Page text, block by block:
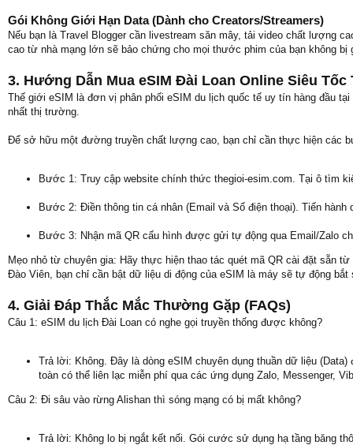
Gói Không Giới Hạn Data (Dành cho Creators/Streamers)
Nếu bạn là Travel Blogger cần livestream săn mây, tải video chất lượng
cao từ nhà mạng lớn sẽ bảo chứng cho mọi thước phim của bạn không
3. Hướng Dẫn Mua eSIM Đài Loan Online Siêu Tốc
Thế giới eSIM là đơn vị phân phối eSIM du lịch quốc tế uy tín hàng đầu
nhất thị trường.
Để sở hữu một đường truyền chất lượng cao, bạn chỉ cần thực hiện các
Bước 1: Truy cập website chính thức thegioi-esim.com. Tại ô tìm
Bước 2: Điền thông tin cá nhân (Email và Số điện thoại). Tiến
Bước 3: Nhận mã QR cấu hình được gửi tự động qua Email/Zalo
Mẹo nhỏ từ chuyên gia: Hãy thực hiện thao tác quét mã QR cài đặt sẵn
Đào Viên, bạn chỉ cần bật dữ liệu di động của eSIM là máy sẽ tự động
4. Giải Đáp Thắc Mắc Thường Gặp (FAQs)
Câu 1: eSIM du lịch Đài Loan có nghe gọi truyền thống được không?
Trả lời: Không. Đây là dòng eSIM chuyên dụng thuần dữ liệu
toàn có thể liên lạc miễn phí qua các ứng dụng Zalo, Messenger,
Câu 2: Đi sâu vào rừng Alishan thì sóng mạng có bị mất không?
Trả lời: Không lo bị ngắt kết nối. Gói cước sử dụng hạ tầng băng